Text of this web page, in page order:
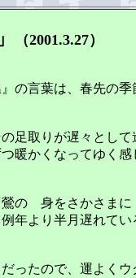
（2001.3.27）
言葉は、春先の季
足取りが遅々として
暖かくなってゆく感
鶯の 身をさかさま
年より半月遅れてい
ったので、運よくウ